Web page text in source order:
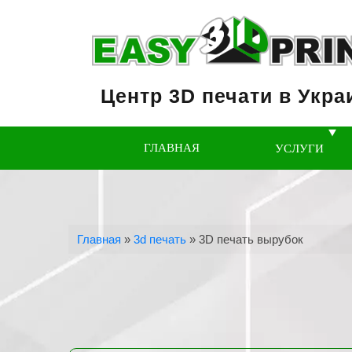
Центр 3D печати в
ГЛАВНАЯ УСЛУГИ
Главная »3d печать »3D печать вырубок